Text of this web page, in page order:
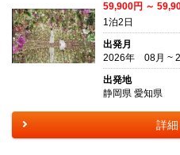
59,900円 ～
1泊2日
出発月
2026年 08月 ~
出発地
静岡県 愛知県
詳